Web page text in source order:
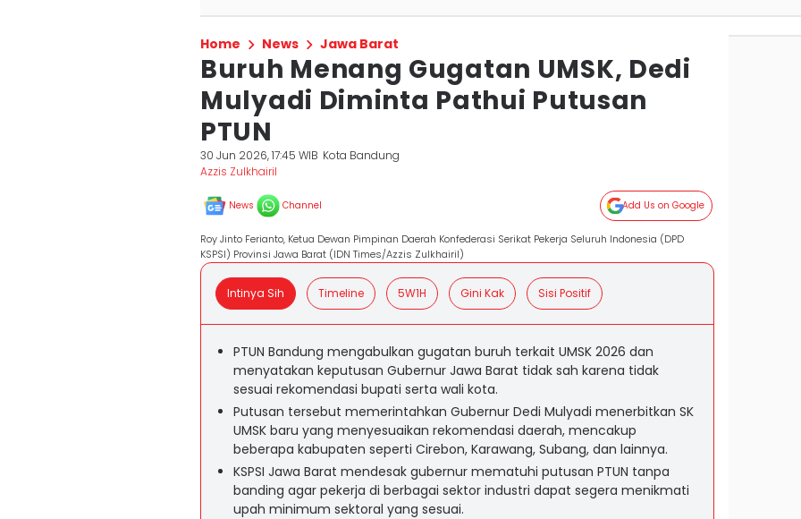
Home News Jawa Barat
Buruh Menang Gugatan UMSK, Dedi
Mulyadi Diminta Pathui Putusan
PTUN
30 Jun 2026, 17:45 WIB Kota Bandung
Azzis Zulkhairil
News Channel Add Us on Google
Roy Jinto Ferianto, Ketua Dewan Pimpinan Daerah Konfederasi Serikat Pekerja Seluruh Indonesia (DPD
KSPSI) Provinsi Jawa Barat (IDN Times/Azzis Zulkhairil)
Intinya Sih Timeline 5W1H Gini Kak Sisi Positif
PTUN Bandung mengabulkan gugatan buruh terkait UMSK 2026 dan
menyatakan keputusan Gubernur Jawa Barat tidak sah karena tidak
sesuai rekomendasi bupati serta wali kota.
Putusan tersebut memerintahkan Gubernur Dedi Mulyadi menerbitkan SK
UMSK baru yang menyesuaikan rekomendasi daerah, mencakup
beberapa kabupaten seperti Cirebon, Karawang, Subang, dan lainnya.
KSPSI Jawa Barat mendesak gubernur mematuhi putusan PTUN tanpa
banding agar pekerja di berbagai sektor industri dapat segera menikmati
upah minimum sektoral yang sesuai.